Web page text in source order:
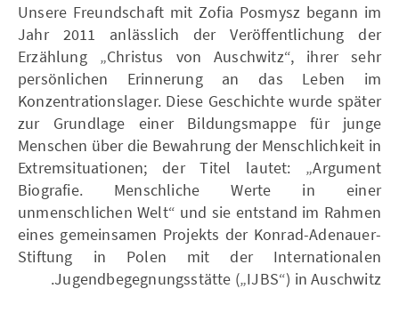
Unsere Freundschaft mit Zofia Posmysz begann im
Jahr 2011 anlässlich der Veröffentlichung der
Erzählung „Christus von Auschwitz“, ihrer sehr
persönlichen Erinnerung an das Leben im
Konzentrationslager. Diese Geschichte wurde später
zur Grundlage einer Bildungsmappe für junge
Menschen über die Bewahrung der Menschlichkeit in
Extremsituationen; der Titel lautet: „Argument
Biografie. Menschliche Werte in einer
unmenschlichen Welt“ und sie entstand im Rahmen
eines gemeinsamen Projekts der Konrad-Adenauer-
Stiftung in Polen mit der Internationalen
Jugendbegegnungsstätte („IJBS“) in Auschwitz.